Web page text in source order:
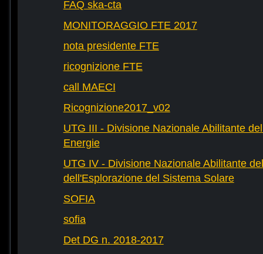
FAQ ska-cta
MONITORAGGIO FTE 2017
nota presidente FTE
ricognizione FTE
call MAECI
Ricognizione2017_v02
UTG III - Divisione Nazionale Abilitante
Energie
UTG IV - Divisione Nazionale Abilitante
dell'Esplorazione del Sistema Solare
SOFIA
sofia
Det DG n. 2018-2017